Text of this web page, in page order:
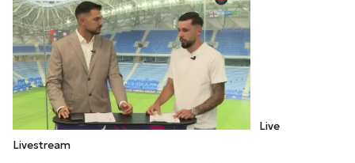
Live
Livestream